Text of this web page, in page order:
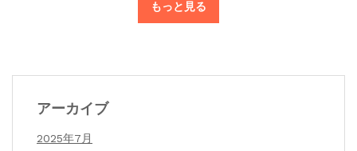
もっと見る
アーカイブ
2025年7月